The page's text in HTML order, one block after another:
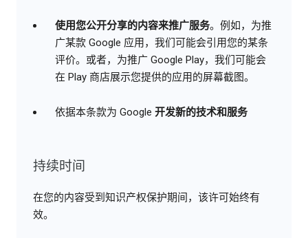
使用您公开分享的内容来推广服务。例如，为推
广某款 Google 应用，我们可能会引用您的某条
评价。或者，为推广 Google Play，我们可能会
在 Play 商店展示您提供的应用的屏幕截图。
依据本条款为 Google 开发新的技术和服务
持续时间
在您的内容受到知识产权保护期间，该许可始终有
效。